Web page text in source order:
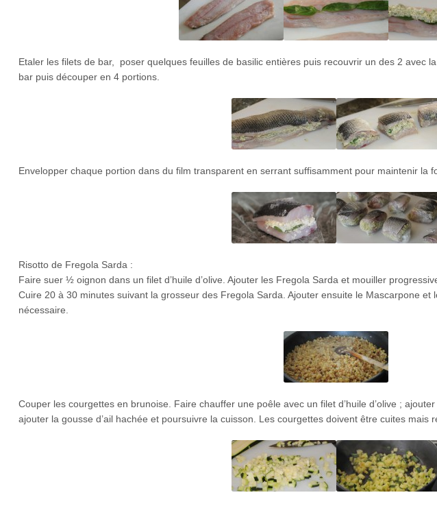
Etaler les filets de bar, poser quelques feuilles de basilic entières puis recouvrir un des 2 avec
bar puis découper en 4 portions.
Envelopper chaque portion dans du film transparent en serrant suffisamment pour maintenir la
Risotto de Fregola Sarda :
Faire suer ½ oignon dans un filet d’huile d’olive. Ajouter les Fregola Sarda et mouiller
Cuire 20 à 30 minutes suivant la grosseur des Fregola Sarda. Ajouter ensuite le Mascarpone et
nécessaire.
Couper les courgettes en brunoise. Faire chauffer une poêle avec un filet d’huile d’olive ;
ajouter la gousse d’ail hachée et poursuivre la cuisson. Les courgettes doivent être cuites mais